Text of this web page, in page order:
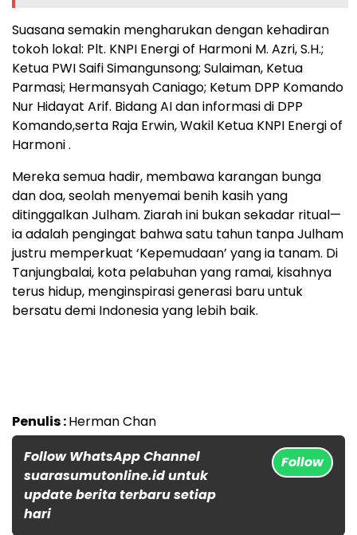
Suasana semakin mengharukan dengan kehadiran
tokoh lokal: Plt. KNPI Energi of Harmoni M. Azri, S.H.;
Ketua PWI Saifi Simangunsong; Sulaiman, Ketua
Parmasi; Hermansyah Caniago; Ketum DPP Komando
Nur Hidayat Arif. Bidang AI dan informasi di DPP
Komando,serta Raja Erwin, Wakil Ketua KNPI Energi of
Harmoni .
Mereka semua hadir, membawa karangan bunga
dan doa, seolah menyemai benih kasih yang
ditinggalkan Julham. Ziarah ini bukan sekadar ritual—
ia adalah pengingat bahwa satu tahun tanpa Julham
justru memperkuat ‘Kepemudaan’ yang ia tanam. Di
Tanjungbalai, kota pelabuhan yang ramai, kisahnya
terus hidup, menginspirasi generasi baru untuk
bersatu demi Indonesia yang lebih baik.
Penulis :Herman Chan
Follow WhatsApp Channel
suarasumutonline.id untuk
update berita terbaru setiap
hari
Follow